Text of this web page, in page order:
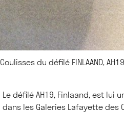
Coulisses du défilé FINLAAND,
Le défilé AH19, Finlaand, est lui
dans les Galeries Lafayette des